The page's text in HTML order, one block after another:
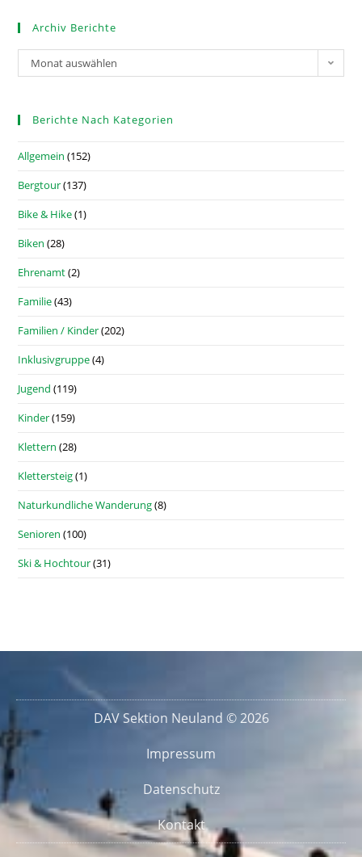
Archiv Berichte
Monat auswählen
Berichte Nach Kategorien
Allgemein (152)
Bergtour(137)
Bike & Hike(1)
Biken (28)
Ehrenamt(2)
Familie(43)
Familien / Kinder(202)
Inklusivgruppe(4)
Jugend (119)
Kinder(159)
Klettern (28)
Klettersteig(1)
Naturkundliche Wanderung(8)
Senioren (100)
Ski & Hochtour(31)
DAV Sektion Neuland © 2026
Impressum
Datenschutz
Kontakt